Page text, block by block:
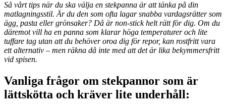
Så vårt tips när du ska välja en stekpanna är att tänka på din
matlagningsstil. Är du den som ofta lagar snabba vardagsrätter som
ägg, pasta eller grönsaker? Då är non-stick helt rätt för dig. Om du
däremot vill ha en panna som klarar höga temperaturer och lite
tuffare tag utan att du behöver oroa dig för repor, kan rostfritt vara
ett alternativ – men räkna då inte med att det är lika bekymmersfritt
vid spisen.
Vanliga frågor om stekpannor som är
lättskötta och kräver lite underhåll: